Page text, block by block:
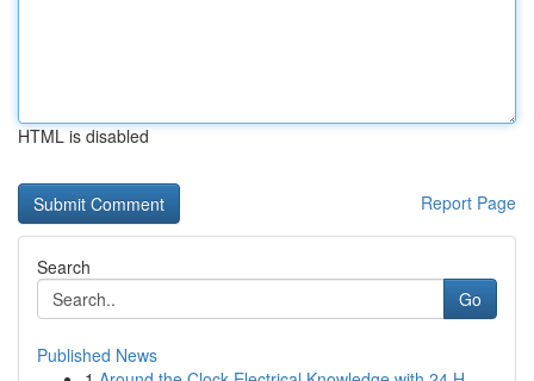
HTML is disabled
Report Page
Search
Go
Published News